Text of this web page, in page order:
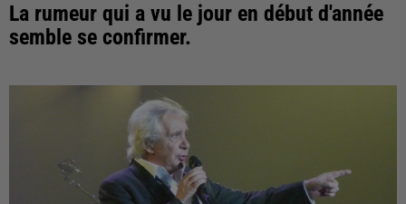
La rumeur qui a vu le jour en début d'année
semble se confirmer.